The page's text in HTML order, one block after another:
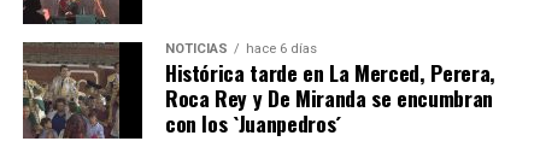
NOTICIAS hace 6 días
Histórica tarde en La Merced, Perera,
Roca Rey y De Miranda se encumbran
con los `Juanpedros´